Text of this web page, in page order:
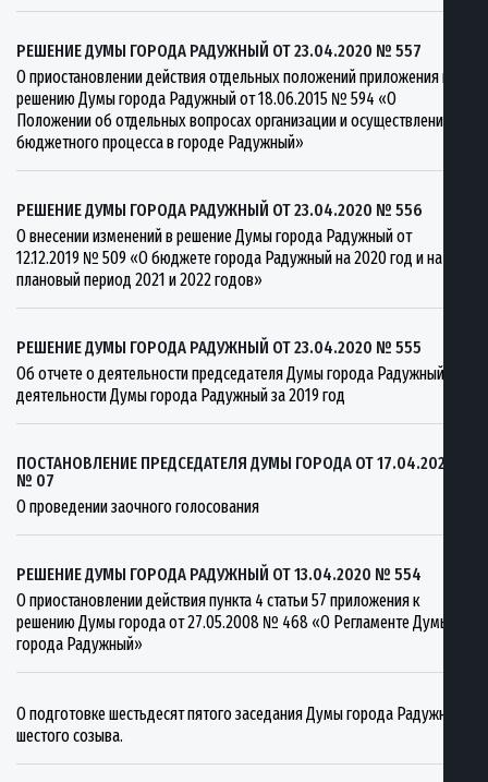
РЕШЕНИЕ ДУМЫ ГОРОДА РАДУЖНЫЙ ОТ 23.04.2020 № 557
О приостановлении действия отдельных положений приложения к
решению Думы города Радужный от 18.06.2015 № 594 «О
Положении об отдельных вопросах организации и осуществления
бюджетного процесса в городе Радужный»
РЕШЕНИЕ ДУМЫ ГОРОДА РАДУЖНЫЙ ОТ 23.04.2020 № 556
О внесении изменений в решение Думы города Радужный от
12.12.2019 № 509 «О бюджете города Радужный на 2020 год и на
плановый период 2021 и 2022 годов»
РЕШЕНИЕ ДУМЫ ГОРОДА РАДУЖНЫЙ ОТ 23.04.2020 № 555
Об отчете о деятельности председателя Думы города Радужный и
деятельности Думы города Радужный за 2019 год
ПОСТАНОВЛЕНИЕ ПРЕДСЕДАТЕЛЯ ДУМЫ ГОРОДА ОТ 17.04.2020
№ 07
О проведении заочного голосования
РЕШЕНИЕ ДУМЫ ГОРОДА РАДУЖНЫЙ ОТ 13.04.2020 № 554
О приостановлении действия пункта 4 статьи 57 приложения к
решению Думы города от 27.05.2008 № 468 «О Регламенте Думы
города Радужный»
О подготовке шестьдесят пятого заседания Думы города Радужный
шестого созыва.